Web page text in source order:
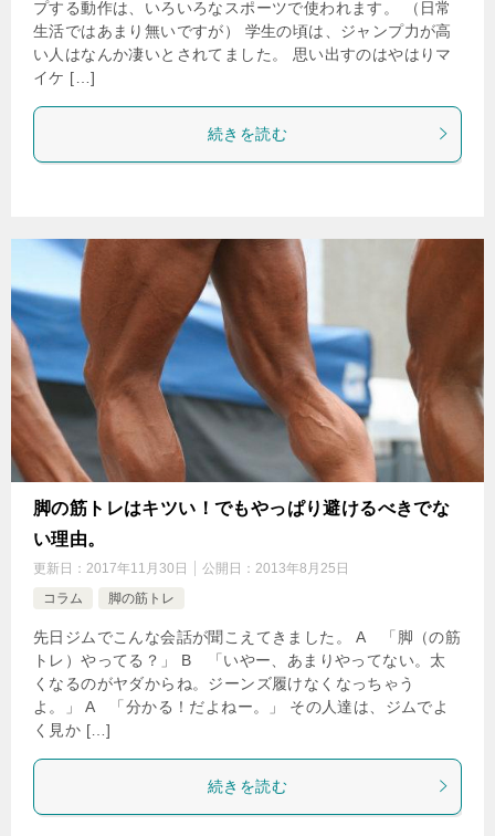
プする動作は、いろいろなスポーツで使われます。 （日常
生活ではあまり無いですが） 学生の頃は、ジャンプ力が高
い人はなんか凄いとされてました。 思い出すのはやはりマ
イケ […]
続きを読む
脚の筋トレはキツい！でもやっぱり避けるべきでな
い理由。
更新日： 2017年11月30日 公開日： 2013年8月25日
コラム
脚の筋トレ
先日ジムでこんな会話が聞こえてきました。 A 「脚（の筋
トレ）やってる？」 B 「いやー、あまりやってない。太
くなるのがヤダからね。ジーンズ履けなくなっちゃう
よ。」 A 「分かる！だよねー。」 その人達は、ジムでよ
く見か […]
続きを読む